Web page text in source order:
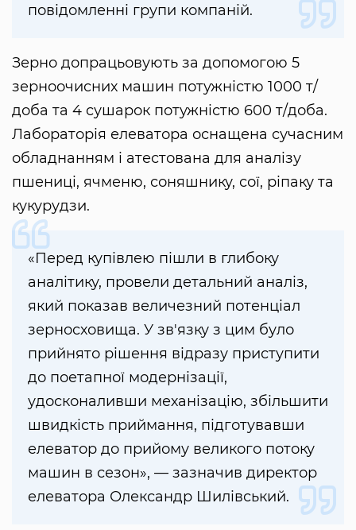
повідомленні групи компаній.
Зерно допрацьовують за допомогою 5
зерноочисних машин потужністю 1000 т/
доба та 4 сушарок потужністю 600 т/доба.
Лабораторія елеватора оснащена сучасним
обладнанням і атестована для аналізу
пшениці, ячменю, соняшнику, сої, ріпаку та
кукурудзи.
«Перед купівлею пішли в глибоку
аналітику, провели детальний аналіз,
який показав величезний потенціал
зерносховища. У зв'язку з цим було
прийнято рішення відразу приступити
до поетапної модернізації,
удосконаливши механізацію, збільшити
швидкість приймання, підготувавши
елеватор до прийому великого потоку
машин в сезон», — зазначив директор
елеватора Олександр Шилівський.